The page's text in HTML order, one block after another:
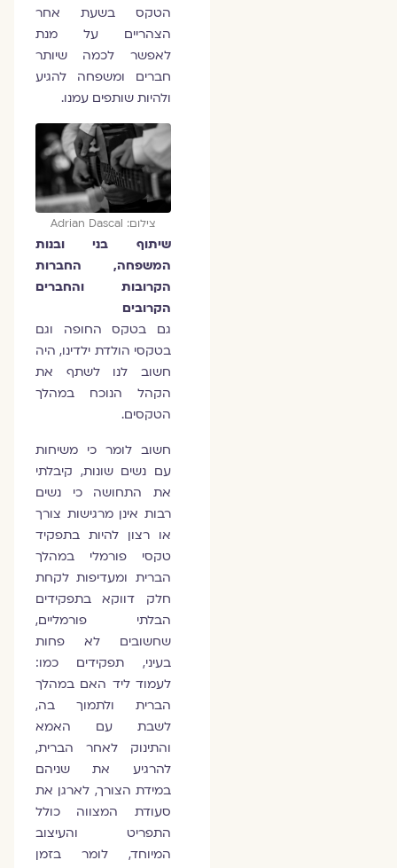
הטקס בשעת אחר
הצהריים על מנת
לאפשר לכמה שיותר
חברים ומשפחה להגיע
ולהיות שותפים עמנו.
צילום: Adrian Dascal
שיתוף בני ובנות
המשפחה, החברות
הקרובות והחברים
הקרובים
גם בטקס החופה וגם
בטקסי הולדת ילדינו, היה
חשוב לנו לשתף את
הקהל הנוכח במהלך
הטקסים.
חשוב לומר כי משיחות
עם נשים שונות, קיבלתי
את התחושה כי נשים
רבות אינן מרגישות צורך
או רצון להיות בתפקיד
טקסי פורמלי במהלך
הברית ומעדיפות לקחת
חלק דווקא בתפקידים
הבלתי פורמליים,
שחשובים לא פחות
בעיני, תפקידים כמו:
לעמוד ליד האם במהלך
הברית ולתמוך בה,
לשבת עם האמא
והתינוק לאחר הברית,
להרגיע את שניהם
במידת הצורך, לארגן את
סעודת המצווה כולל
התפריט והעיצוב
המיוחד, לומר בזמן